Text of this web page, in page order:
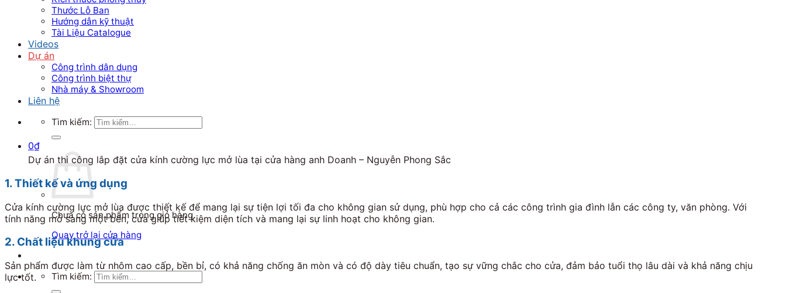
Thước Lỗ Ban
Hướng dẫn kỹ thuật
Tài Liệu Catalogue
Videos
Dự án
Công trình dân dụng
Công trình biệt thự
Nhà máy & Showroom
Liên hệ
Tìm kiếm:
0₫
Chưa có sản phẩm trong giỏ hàng.
Quay trở lại cửa hàng
Tìm kiếm:
Dự án thi công lắp đặt cửa kính cường lực mở lùa tại cửa hàng anh Doanh – Nguyễn Phong Sắc
1. Thiết kế và ứng dụng
Cửa kính cường lực mở lùa được thiết kế để mang lại sự tiện lợi tối đa cho không gian sử dụng, phù hợp cho cả các công trình gia đình lẫn các công ty, văn phòng. Với
tính năng mở sang một bên, cửa giúp tiết kiệm diện tích và mang lại sự linh hoạt cho không gian.
2. Chất liệu khung cửa
Sản phẩm được làm từ nhôm cao cấp, bền bỉ, có khả năng chống ăn mòn và có độ dày tiêu chuẩn, tạo sự vững chắc cho cửa, đảm bảo tuổi thọ lâu dài và khả năng chịu
lực tốt.